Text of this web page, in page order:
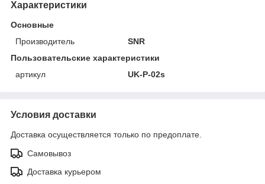
Характеристики
Основные
Производитель
SNR
Пользовательские характеристики
артикул
UK-P-02s
Условия доставки
Доставка осуществляется только по предоплате.
Самовывоз
Доставка курьером